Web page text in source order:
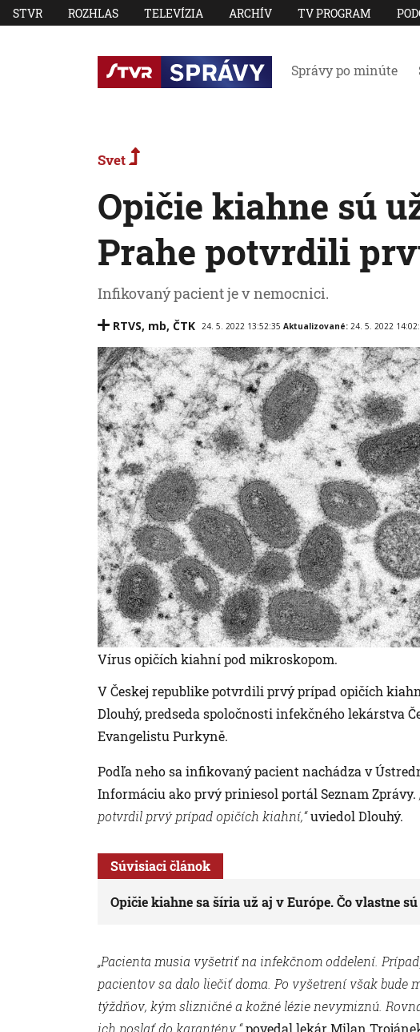
STVR ROZHLAS TELEVÍZIA ARCHÍV TV PROGRAM
Správy po minúte
Svet
Opičie kiahne sú
Prahe potvrdili
Infikovaný pacient je v nemocnici.
RTVS, mb, ČTK 24. 5. 2022 13:52:35 Aktualizované: 24. 5. 2022
Vírus opičích kiahní pod mikroskopom.
V Českej republike potvrdili prvý prípad opičích
Dlouhý, predseda spoločnosti infekčného lekárstva
Evangelistu Purkyně.
Podľa neho sa infikovaný pacient nachádza v
Informáciu ako prvý priniesol portál Seznam Zprávy.
potvrdil prvý prípad opičích kiahní,“uviedol Dlouhý.
Súvisiaci článok
Opičie kiahne sa šíria už aj v Európe. Čo vlastne
„Pacienta musia vyšetriť na infekčnom oddelení.
pacientov sa dalo liečiť doma. Po vyšetrení však
týždňov, kým slizničné a kožné lézie nevymiznú.